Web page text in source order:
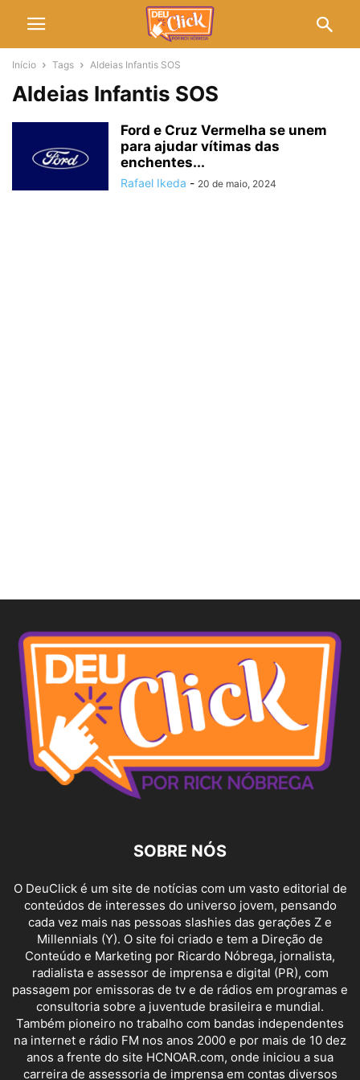
Início Tags Aldeias Infantis SOS
Aldeias Infantis SOS
Ford e Cruz Vermelha se unem
para ajudar vítimas das
enchentes...
Rafael Ikeda - 20 de maio, 2024
SOBRE NÓS
O DeuClick é um site de notícias com um vasto editorial de
conteúdos de interesses do universo jovem, pensando
cada vez mais nas pessoas slashies das gerações Z e
Millennials (Y). O site foi criado e tem a Direção de
Conteúdo e Marketing por Ricardo Nóbrega, jornalista,
radialista e assessor de imprensa e digital (PR), com
passagem por emissoras de tv e de rádios em programas e
consultoria sobre a juventude brasileira e mundial.
Também pioneiro no trabalho com bandas independentes
na internet e rádio FM nos anos 2000 e por mais de 10 dez
anos a frente do site HCNOAR.com, onde iniciou a sua
carreira de assessoria de imprensa em contas diversos